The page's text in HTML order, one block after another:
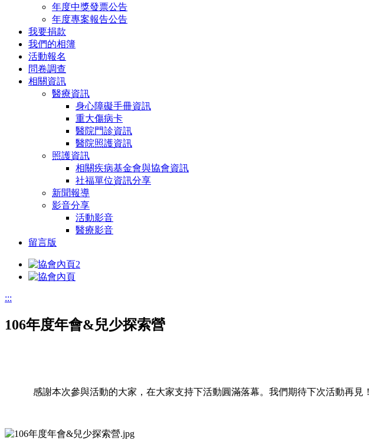
年度中獎發票公告
年度專案報告公告
我要捐款
我們的相簿
活動報名
問卷調查
相關資訊
醫療資訊
身心障礙手冊資訊
重大傷病卡
醫院門診資訊
醫院照護資訊
照護資訊
相關疾病基金會與協會資訊
社福單位資訊分享
新聞報導
影音分享
活動影音
醫療影音
留言版
:::
106年度年會&兒少探索營
感謝本次參與活動的大家，在大家支持下活動圓滿落幕。我們期待下次活動再見！